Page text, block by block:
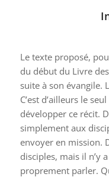
Le texte proposé,
du début du Livre
suite à son évangile.
C’est d’ailleurs le
développer ce récit.
simplement aux
envoyer en mission.
disciples, mais il n’y
proprement parler.